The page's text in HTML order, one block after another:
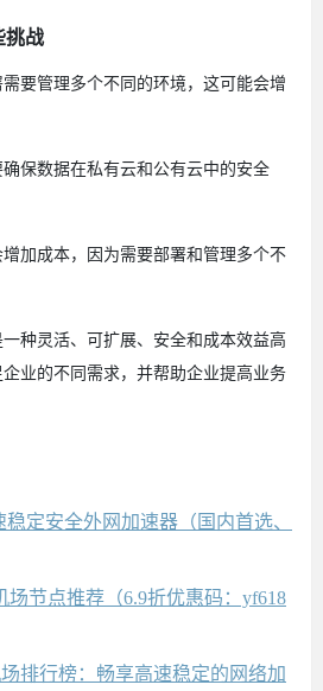
挑战
要管理多个不同的环境，这可能会增
保数据在私有云和公有云中的安全
加成本，因为需要部署和管理多个不
种灵活、可扩展、安全和成本效益高
业的不同需求，并帮助企业提高业务
定安全外网加速器（国内首选、
场节点推荐（6.9折优惠码：yf618
排行榜：畅享高速稳定的网络加